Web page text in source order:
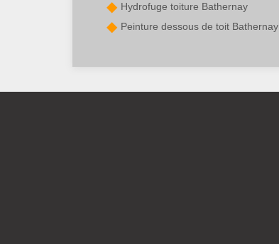
Hydrofuge toiture Bathernay
Peinture dessous de toit Bathernay